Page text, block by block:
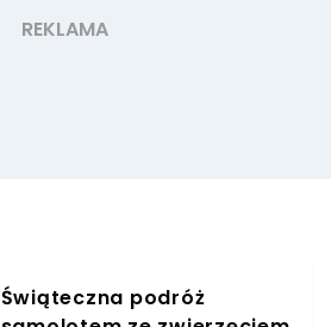
Świąteczna podróż